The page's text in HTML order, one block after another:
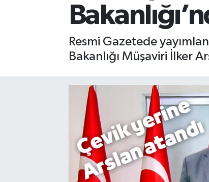
Resmi Gazetede
Bakanlığı Müşaviri İlker
Gizlilik İlkeleri - Privacy Policy